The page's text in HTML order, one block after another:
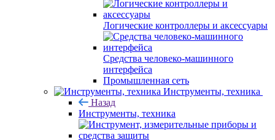
Логические контроллеры и аксессуары
Средства человеко-машинного
интерфейса
Промышленная сеть
Инструменты, техника
Назад
Инструменты, техника